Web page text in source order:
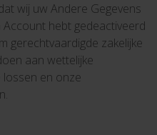
wij uw Andere Gegevens
hebt gedeactiveerd
gerechtvaardigde zakelijke
aan wettelijke
lossen en onze